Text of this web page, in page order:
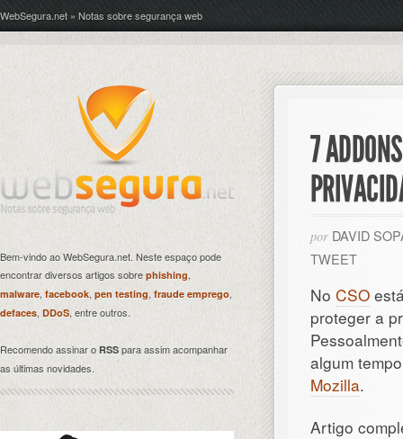
WebSegura.net » Notas sobre segurança web
7
por DAVID
TWEET
No CSO
proteger a
algum
Mozilla.
Artigo
Bem-vindo ao WebSegura.net. Neste espaço pode
encontrar diversos artigos sobre phishing,
malware, facebook, pen testing fraude emprego,
defaces, DDoS, entre outros.
Recomendo assinar o RSS para assim acompanhar
as últimas novidades.